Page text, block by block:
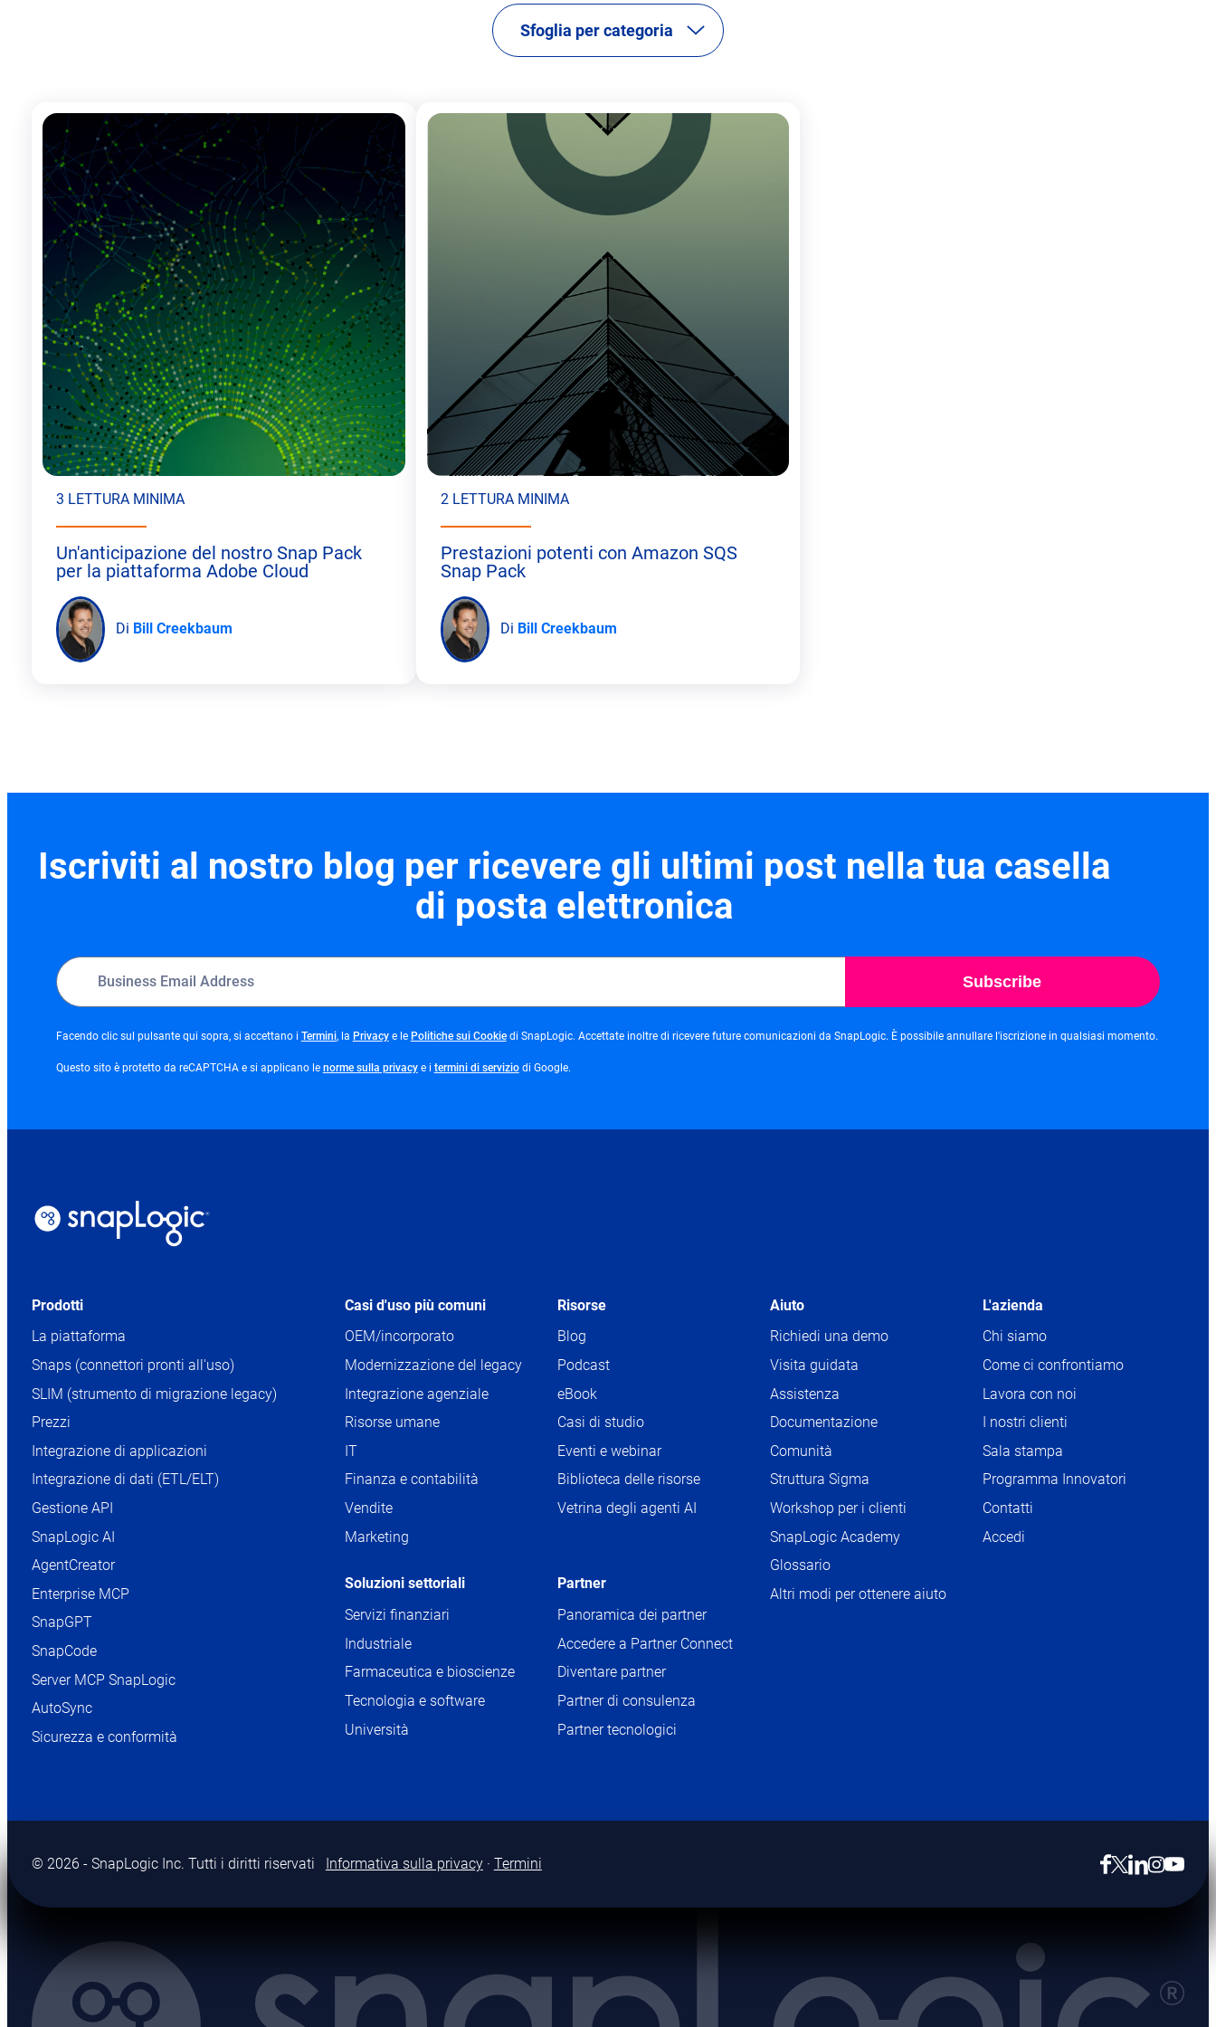
Sfoglia per categoria
3 LETTURA MINIMA
Un'anticipazione del nostro Snap Pack
per la piattaforma Adobe Cloud
Di Bill Creekbaum
2 LETTURA MINIMA
Prestazioni potenti con Amazon SQS
Snap Pack
Di Bill Creekbaum
Iscriviti al nostro blog per ricevere gli ultimi post nella tua casella
di posta elettronica
Subscribe
Facendo clic sul pulsante qui sopra, si accettano i Terminiopens
tab
, la Privacyopens
new
tab
e le Politiche sui Cookieopens
new
tab
di SnapLogic. Accettate inoltre di ricevere future comunicazioni da SnapLogic. È possibile annullare l'iscrizione in qualsiasi momento.
Questo sito è protetto da reCAPTCHA e si applicano le norme sulla privacyopens
e i termini di servizioopens
di Google.
Prodotti
La piattaforma
Snaps (connettori pronti all'uso)
SLIM (strumento di migrazione legacy)
Prezzi
Integrazione di applicazioni
Integrazione di dati (ETL/ELT)
Gestione API
SnapLogic AI
AgentCreator
Enterprise MCP
SnapGPT
SnapCode
Server MCP SnapLogic
AutoSync
Sicurezza e conformità
Casi d'uso più comuni
OEM/incorporato
Modernizzazione del legacy
Integrazione agenziale
Risorse umane
IT
Finanza e contabilità
Vendite
Marketing
Soluzioni settoriali
Servizi finanziari
Industriale
Farmaceutica e bioscienze
Tecnologia e software
Università
Risorse
Blog
Podcast
eBook
Casi di studio
Eventi e webinar
Biblioteca delle risorse
Vetrina degli agenti AI
Partner
Panoramica dei partner
Accedere a Partner Connect
Diventare partner
Partner di consulenza
Partner tecnologici
Aiuto
Richiedi una demo
Visita guidata
Assistenza
IN
Documentazione
Comunità
IN
TAB
Struttura Sigma
Workshop per i clienti
SnapLogic Academy
Glossario
Altri modi per ottenere aiuto
L'azienda
Chi siamo
Come ci confrontiamo
Lavora con noi
I nostri clienti
Sala stampa
Programma Innovatori
Contatti
Accedi
© 2026 - SnapLogic Inc. Tutti i diritti riservati Informativa sulla privacy· Termini
opens in new tabopens in new tab opens in new tabopens in new tab